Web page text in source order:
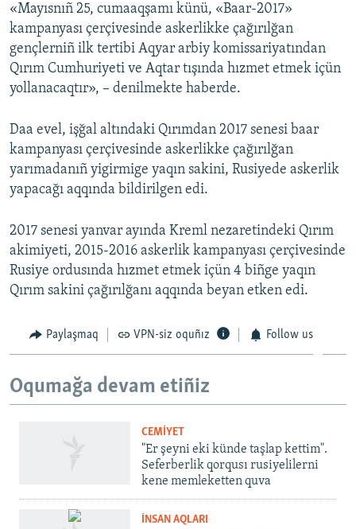
Русский
Українською
QOŞULIÑIZ!
RFE/RS bütün saytları
«Mayısnıñ 25, cumaaqşamı künü, «Baar-2017»
kampanyası çerçivesinde askerlikke çağırılğan
gençlerniñ ilk tertibi Aqyar arbiy komissariyatından
Qırım Cumhuriyeti ve Aqtar tışında hızmet etmek içün
yollanacaqtır», – denilmekte haberde.
Daa evel, işğal altındaki Qırımdan 2017 senesi baar
kampanyası çerçivesinde askerlikke çağırılğan
yarımadanıñ yigirmige yaqın sakini, Rusiyede askerlik
yapacağı aqqında bildirilgen edi.
2017 senesi yanvar ayında Kreml nezaretindeki Qırım
akimiyeti, 2015-2016 askerlik kampanyası çerçivesinde
Rusiye ordusında hızmet etmek içün 4 biñge yaqın
Qırım sakini çağırılğanı aqqında beyan etken edi.
Paylaşmaq VPN-siz oquñız Follow us
Oqumağa devam etiñiz
CEMİYET
"Er şeyni eki künde taşlap kettim".
Seferberlik qorqusı rusiyelilerni
kene memleketten quva
İNSAN AQLARI